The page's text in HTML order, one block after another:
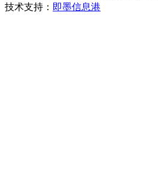
技术支持： 即墨信息港